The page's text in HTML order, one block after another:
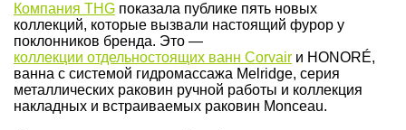
Компания THG показала публике пять новых
коллекций, которые вызвали настоящий фурор у
поклонников бренда. Это —
коллекции отдельностоящих ванн Corvair и HONORÉ,
ванна с системой гидромассажа Melridge, серия
металлических раковин ручной работы и коллекция
накладных и встраиваемых раковин Monceau.